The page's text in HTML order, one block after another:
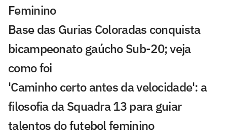
Feminino
Base das Gurias Coloradas conquista
bicampeonato gaúcho Sub-20; veja
como foi
'Caminho certo antes da velocidade': a
filosofia da Squadra 13 para guiar
talentos do futebol feminino